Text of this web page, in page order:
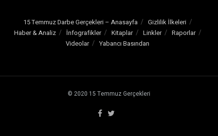
15 Temmuz Darbe Gerçekleri – Anasayfa
Gizlilik İlkeleri
Haber & Analiz
İnfografikler Kitaplar Linkler
Raporlar
Videolar
Yabancı Basından
© 2020 15 Temmuz Gerçekleri